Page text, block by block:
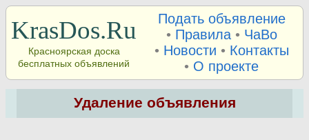
KrasDos.Ru
Красноярская доска
бесплатных объявлений
Подать объявление
• Правила• ЧаВо
• Новости • Контакты
• О проекте
Удаление объявления